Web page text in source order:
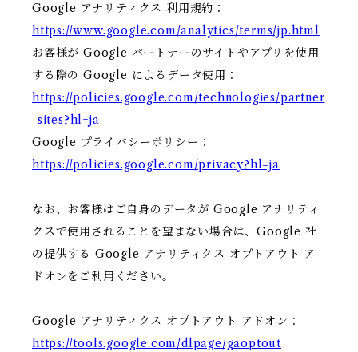
Google アナリティクス 利用規約：
https://www.google.com/analytics/terms/jp.html
お客様が Google パートナーのサイトやアプリを使用
する際の Google によるデータ使用：
https://policies.google.com/technologies/partner
-sites?hl=ja
Google プライバシーポリシー：
https://policies.google.com/privacy?hl=ja
なお、お客様はご自身のデータが Google アナリティ
クスで使用されることを望まない場合は、Google 社
の提供する Google アナリティクス オプトアウト ア
ドオンをご利用ください。
Google アナリティクス オプトアウト アドオン：
https://tools.google.com/dlpage/gaoptout